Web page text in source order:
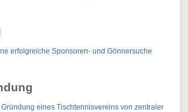
erfolgreiche Sponsoren- und Gönnersuche
eines Tischtennisvereins von zentraler